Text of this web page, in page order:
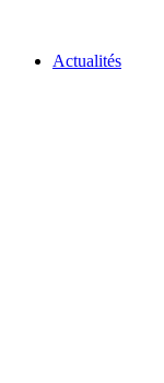
Actualités